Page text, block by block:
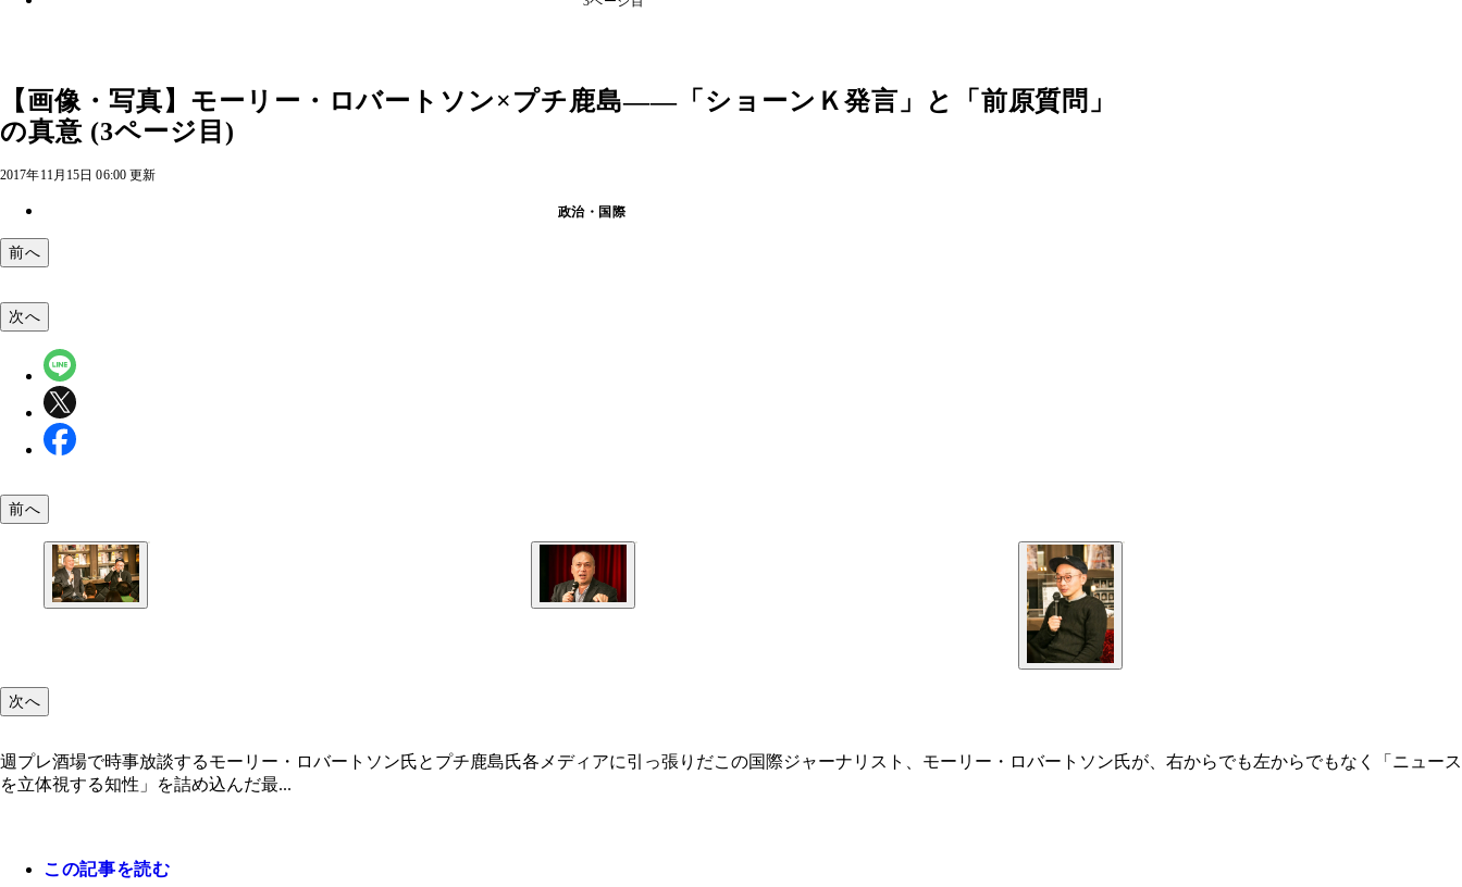
【画像・写真】モーリー・ロバートソン×プチ鹿島――「ショーンＫ発言」と「前原質問」
の真意 (3ページ目)
2017年11月15日 06:00 更新
政治・国際
前へ
次へ
前へ
次へ
週プレ酒場で時事放談するモーリー・ロバートソン氏とプチ鹿島氏各メディアに引っ張りだこの国際ジャーナリスト、モーリー・ロバートソン氏が、右からでも左からでもなく「ニュース
を立体視する知性」を詰め込んだ最...
この記事を読む